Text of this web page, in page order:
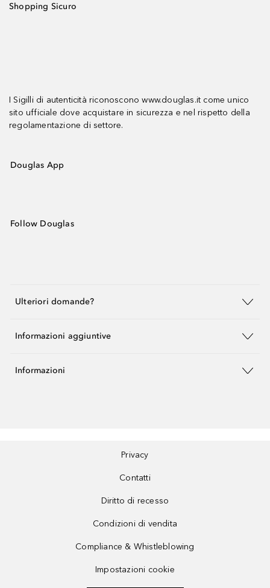
Shopping Sicuro
I Sigilli di autenticità riconoscono www.douglas.it come unico
sito ufficiale dove acquistare in sicurezza e nel rispetto della
regolamentazione di settore.
Douglas App
Follow Douglas
Ulteriori domande?
Informazioni aggiuntive
Informazioni
Privacy
Contatti
Diritto di recesso
Condizioni di vendita
Compliance & Whistleblowing
Impostazioni cookie